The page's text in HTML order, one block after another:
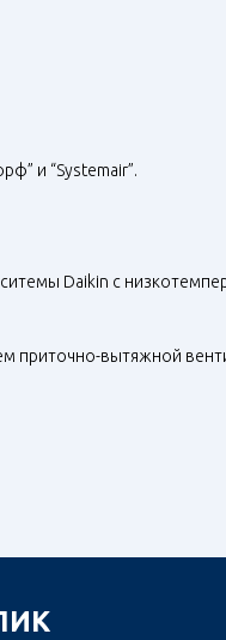
и “Systemair”.
Daikin с
приточно-вытяжной